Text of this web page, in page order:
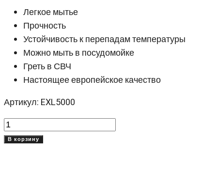
Легкое мытье
Прочность
Устойчивость к перепадам температуры
Можно мыть в посудомойке
Греть в СВЧ
Настоящее европейское качество
Артикул: EXL5000
Количество
товара
В корзину